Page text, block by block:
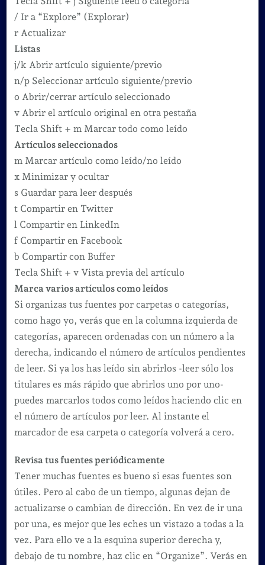
/ Ir a “Explore” (Explorar)
r Actualizar
Listas
j/k Abrir artículo siguiente/previo
n/p Seleccionar artículo siguiente/previo
o Abrir/cerrar artículo seleccionado
v Abrir el artículo original en otra pestaña
Tecla Shift + m Marcar todo como leído
Artículos seleccionados
m Marcar artículo como leído/no leído
x Minimizar y ocultar
s Guardar para leer después
t Compartir en Twitter
l Compartir en LinkedIn
f Compartir en Facebook
b Compartir con Buffer
Tecla Shift + v Vista previa del artículo
Marca varios artículos como leídos
Si organizas tus fuentes por carpetas o categorías,
como hago yo, verás que en la columna izquierda de
categorías, aparecen ordenadas con un número a la
derecha, indicando el número de artículos pendientes
de leer. Si ya los has leído sin abrirlos -leer sólo los
titulares es más rápido que abrirlos uno por uno-
puedes marcarlos todos como leídos haciendo clic en
el número de artículos por leer. Al instante el
marcador de esa carpeta o categoría volverá a cero.
Revisa tus fuentes periódicamente
Tener muchas fuentes es bueno si esas fuentes son
útiles. Pero al cabo de un tiempo, algunas dejan de
actualizarse o cambian de dirección. En vez de ir una
por una, es mejor que les eches un vistazo a todas a la
vez. Para ello ve a la esquina superior derecha y,
debajo de tu nombre, haz clic en “Organize”. Verás en